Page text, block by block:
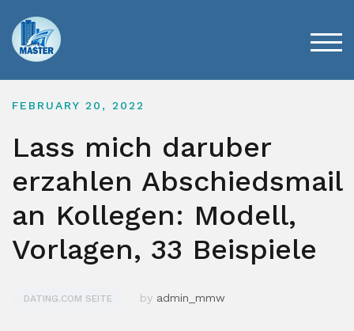
content
FEBRUARY 20, 2022
Lass mich daruber
erzahlen Abschiedsmail
an Kollegen: Modell,
Vorlagen, 33 Beispiele
DATING.COM SEITE by admin_mmw